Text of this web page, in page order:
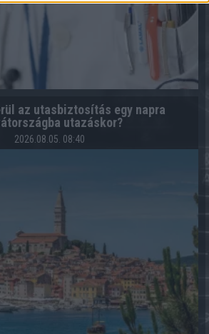
az utasbiztosítás egy napra
utazáskor?
2026.08.05. 08:40